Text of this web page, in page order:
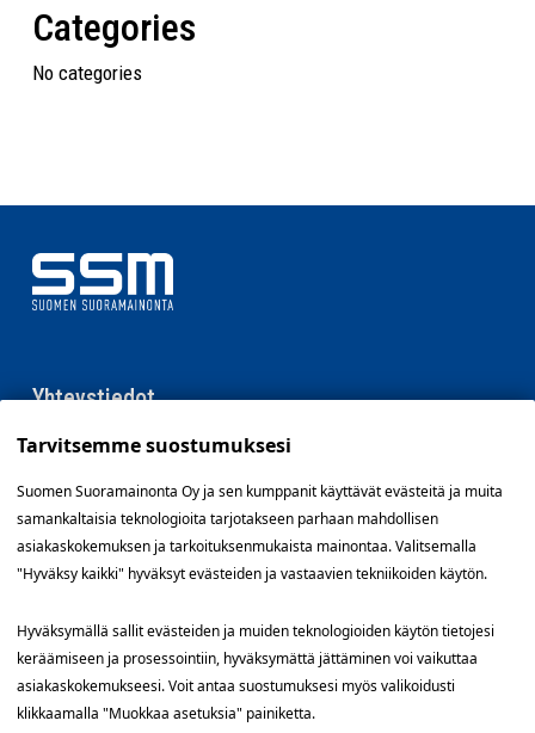
Categories
No categories
Yhteystiedot
SSM Suomen Suoramainonta
09 561 56 400
info@ssm.fi
Tietosuojalauseke
Ilmoituskanava
Evästevalinnat »
Tarvitsemme suostumuksesi
Suomen Suoramainonta Oy ja sen kumppanit käyttävät evästeitä ja muita
samankaltaisia teknologioita tarjotakseen parhaan mahdollisen
asiakaskokemuksen ja tarkoituksenmukaista mainontaa. Valitsemalla
"Hyväksy kaikki" hyväksyt evästeiden ja vastaavien tekniikoiden käytön.
Hyväksymällä sallit evästeiden ja muiden teknologioiden käytön tietojesi
keräämiseen ja prosessointiin, hyväksymättä jättäminen voi vaikuttaa
asiakaskokemukseesi. Voit antaa suostumuksesi myös valikoidusti
klikkaamalla "Muokkaa asetuksia" painiketta.